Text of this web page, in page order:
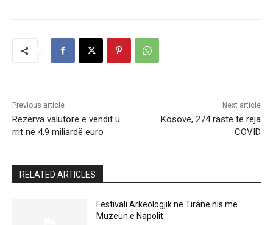
Previous article
Rezerva valutore e vendit u
rrit në 4.9 miliardë euro
Next article
Kosovë, 274 raste të reja
COVID
RELATED ARTICLES
Festivali Arkeologjik në Tiranë nis me
Muzeun e Napolit